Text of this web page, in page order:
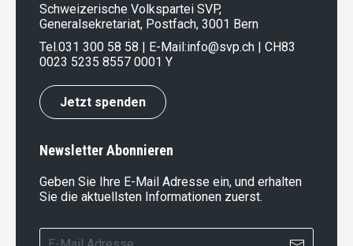
Schweizerische Volkspartei SVP,
Generalsekretariat, Postfach, 3001 Bern
Tel.031 300 58 58 | E-Mail:info@svp.ch | CH83
0023 5235 8557 0001 Y
Jetzt spenden
Newsletter Abonnieren
Geben Sie Ihre E-Mail Adresse ein, und erhalten
Sie die aktuellsten Informationen zuerst.